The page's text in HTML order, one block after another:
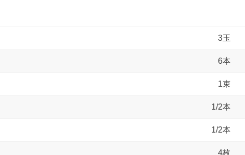
3玉
6本
1束
1/2本
1/2本
4枚